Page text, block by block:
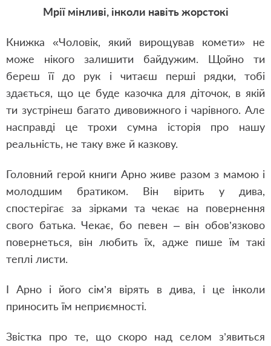
Мрії мінливі, інколи навіть жорстокі
Книжка «Чоловік, який вирощував комети» не
може нікого залишити байдужим. Щойно ти
береш її до рук і читаєш перші рядки, тобі
здається, що це буде казочка для діточок, в якій
ти зустрінеш багато дивовижного і чарівного. Але
насправді це трохи сумна історія про нашу
реальність, не таку вже й казкову.
Головний герой книги Арно живе разом з мамою і
молодшим братиком. Він вірить у дива,
спостерігає за зірками та чекає на повернення
свого батька. Чекає, бо певен – він обов’язково
повернеться, він любить їх, адже пише їм такі
теплі листи.
І Арно і його сім’я вірять в дива, і це інколи
приносить їм неприємності.
Звістка про те, що скоро над селом з’явиться